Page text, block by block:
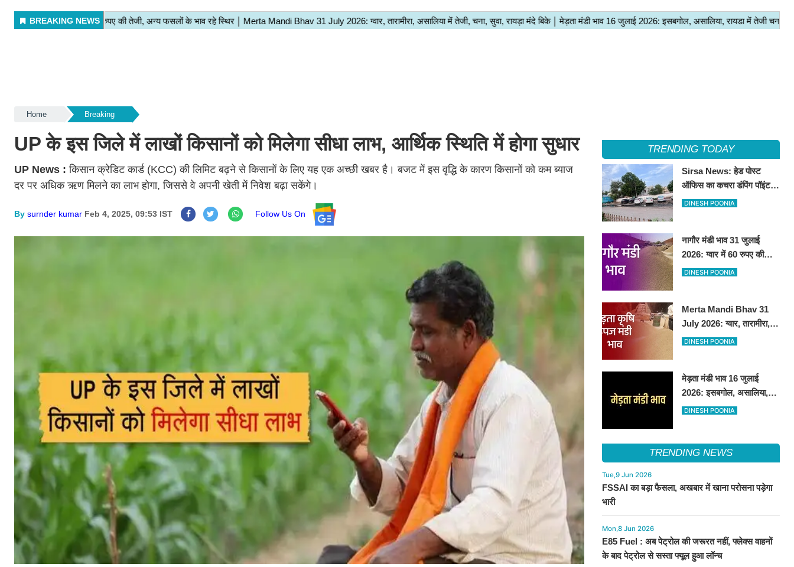
Home Breaking
UP के इस जिले में लाखों किसानों को म‍िलेगा सीधा लाभ, आर्थिक स्थिति में होगा सुधार
UP News :किसान क्रेडिट कार्ड (KCC) की लिमिट बढ़ने से किसानों के लिए यह एक अच्छी खबर है। बजट में इस वृद्धि के कारण किसानों को कम ब्याज
दर पर अधिक ऋण मिलने का लाभ होगा, जिससे वे अपनी खेती में निवेश बढ़ा सकेंगे।
By surnder kumar Feb 4, 2025, 09:53 IST Follow Us On
TRENDING TODAY
Sirsa News: हेड पोस्ट
ऑफिस का कचरा डंपिंग पॉइंट
हटाकर बनेगा 'आई लव सिरसा'
DINESH POONIA
नागौर मंडी भाव 31 जुलाई
2026: ग्वार में 60 रुपए की
तेजी, अन्य फसलों के भाव रहे
DINESH POONIA
Merta Mandi Bhav 31
July 2026: ग्वार, तारामीरा,
असालिया में तेजी, चना, सुवा,
DINESH POONIA
मेड़ता मंडी भाव 16 जुलाई
2026: इसबगोल, असालिया,
रायडा में तेजी चना, सुवा, ग्वार में
DINESH POONIA
TRENDING NEWS
Tue,9 Jun 2026
FSSAI का बड़ा फैसला, अखबार में खाना परोसना पड़ेगा
भारी
Mon,8 Jun 2026
E85 Fuel : अब पेट्रोल की जरूरत नहीं, फ्लेक्स वाहनों
के बाद पेट्रोल से सस्ता फ्यूल हुआ लॉन्च